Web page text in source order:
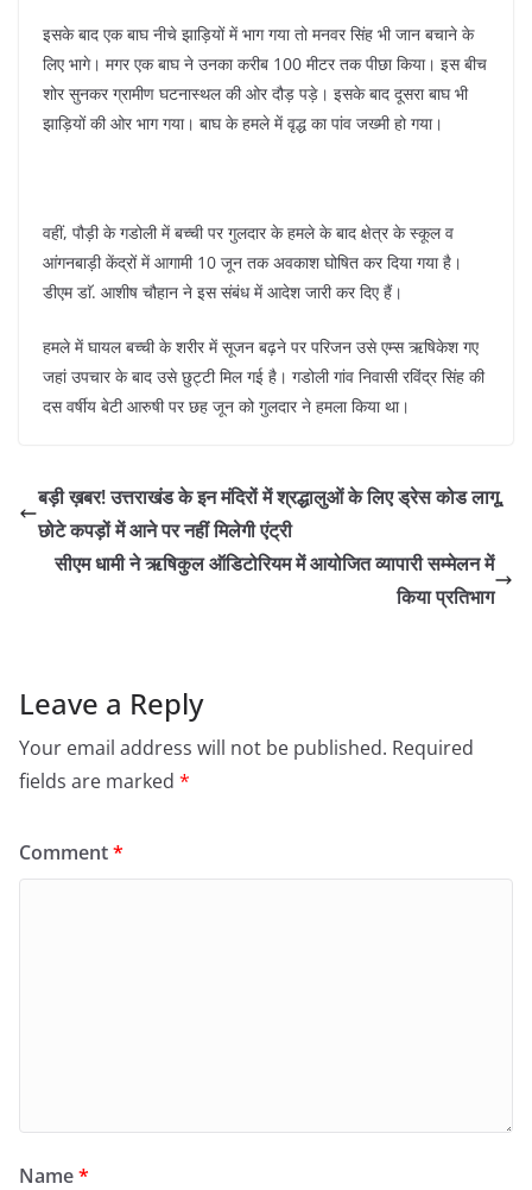
इसके बाद एक बाघ नीचे झाड़ियों में भाग गया तो मनवर सिंह भी जान बचाने के
लिए भागे। मगर एक बाघ ने उनका करीब 100 मीटर तक पीछा किया। इस बीच
शोर सुनकर ग्रामीण घटनास्थल की ओर दौड़ पड़े। इसके बाद दूसरा बाघ भी
झाड़ियों की ओर भाग गया। बाघ के हमले में वृद्ध का पांव जख्मी हो गया।
वहीं, पौड़ी के गडोली में बच्ची पर गुलदार के हमले के बाद क्षेत्र के स्कूल व
आंगनबाड़ी केंद्रों में आगामी 10 जून तक अवकाश घोषित कर दिया गया है।
डीएम डाॅ. आशीष चौहान ने इस संबंध में आदेश जारी कर दिए हैं।
हमले में घायल बच्ची के शरीर में सूजन बढ़ने पर परिजन उसे एम्स ऋषिकेश गए
जहां उपचार के बाद उसे छुट्टी मिल गई है। गडोली गांव निवासी रविंद्र सिंह की
दस वर्षीय बेटी आरुषी पर छह जून को गुलदार ने हमला किया था।
बड़ी ख़बर! उत्तराखंड के इन मंदिरों में श्रद्धालुओं के लिए ड्रेस कोड लागू,
छोटे कपड़ों में आने पर नहीं मिलेगी एंट्री
सीएम धामी ने ऋषिकुल ऑडिटोरियम में आयोजित व्यापारी सम्मेलन में
किया प्रतिभाग
Leave a Reply
Your email address will not be published. Required
fields are marked *
Comment*
Name*